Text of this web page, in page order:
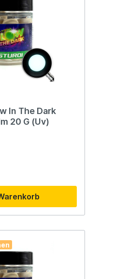
In The Dark
20 G (Uv)